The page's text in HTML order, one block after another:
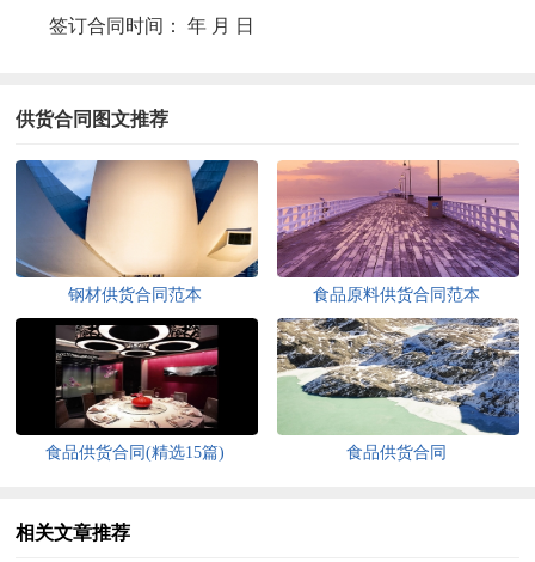
签订合同时间： 年 月 日
供货合同图文推荐
钢材供货合同范本 食品原料供货合同范本
食品供货合同(精选15篇) 食品供货合同
相关文章推荐